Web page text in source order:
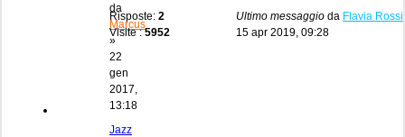
da
Marcus
»
22
gen
2017,
13:18
Risposte: 2
Visite :5952
Ultimo messaggio da Flavia Rossi
15 apr 2019, 09:28
Jazz